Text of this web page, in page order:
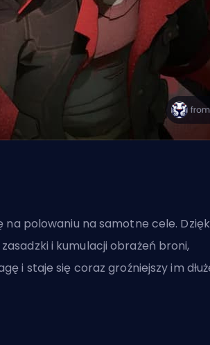
polowaniu na samotne cele.
i kumulacji obrażeń broni,
i staje się coraz groźniejszy im